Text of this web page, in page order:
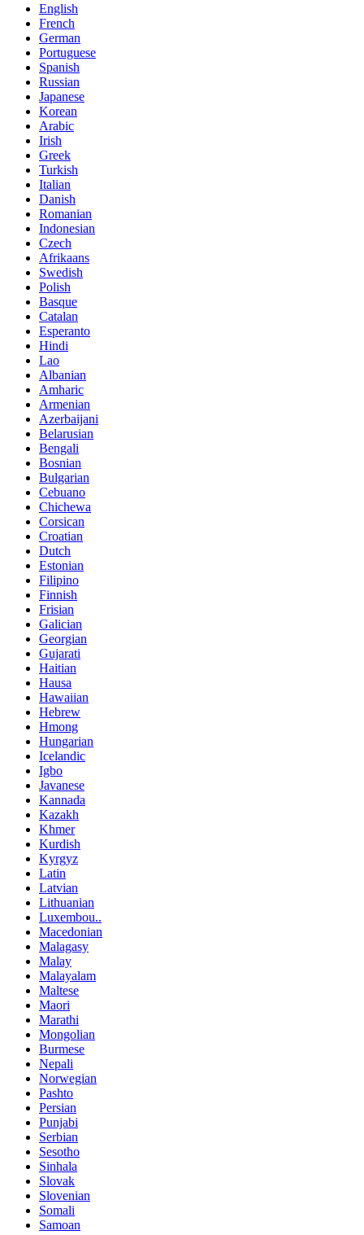
English
French
German
Portuguese
Spanish
Russian
Japanese
Korean
Arabic
Irish
Greek
Turkish
Italian
Danish
Romanian
Indonesian
Czech
Afrikaans
Swedish
Polish
Basque
Catalan
Esperanto
Hindi
Lao
Albanian
Amharic
Armenian
Azerbaijani
Belarusian
Bengali
Bosnian
Bulgarian
Cebuano
Chichewa
Corsican
Croatian
Dutch
Estonian
Filipino
Finnish
Frisian
Galician
Georgian
Gujarati
Haitian
Hausa
Hawaiian
Hebrew
Hmong
Hungarian
Icelandic
Igbo
Javanese
Kannada
Kazakh
Khmer
Kurdish
Kyrgyz
Latin
Latvian
Lithuanian
Luxembou..
Macedonian
Malagasy
Malay
Malayalam
Maltese
Maori
Marathi
Mongolian
Burmese
Nepali
Norwegian
Pashto
Persian
Punjabi
Serbian
Sesotho
Sinhala
Slovak
Slovenian
Somali
Samoan